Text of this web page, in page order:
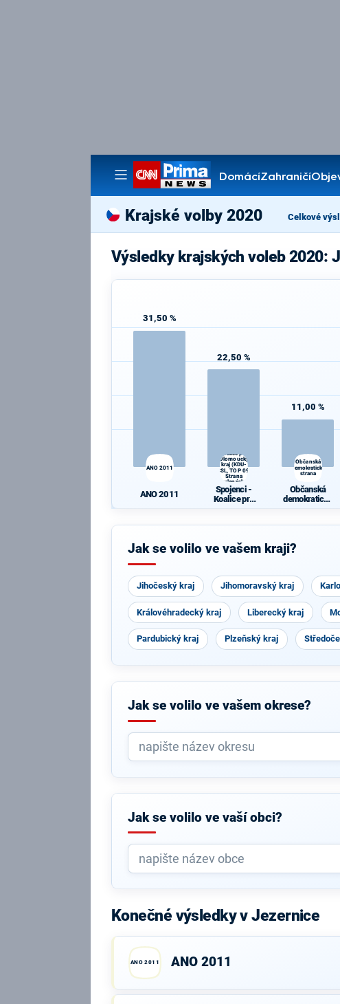
DomácíZahraničí
Pořady
Krajské volby 2020 Celkové
Výsledky krajských voleb 2020:
31,50 %
ANO 2011
ANO 2011
22,50 %
Koalice pro
Olomoucký
kraj (KDU-
ČSL, TOP 09,
Strana
zelených,
ProOlomouc)
Spojenci -
Koalice pro
ČSL, TOP 09,
zelených,
11,00 %
Občanská
demokratická
strana
Občanská
demokratická
Jak se volilo ve vašem kraji?
Jihočeský kraj Jihomoravský kraj
Královéhradecký kraj Liberecký kraj
Pardubický kraj Plzeňský kraj
Jak se volilo ve vašem okrese?
Jak se volilo ve vaší obci?
Konečné výsledky v Jezernice
ANO 2011 ANO 2011